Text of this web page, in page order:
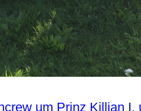
um Prinz Killian